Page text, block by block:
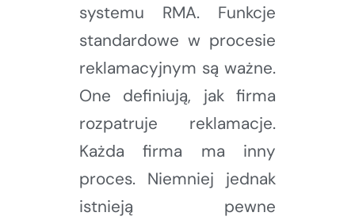
systemu RMA. Funkcje
standardowe w procesie
reklamacyjnym są ważne.
One definiują, jak firma
rozpatruje reklamacje.
Każda firma ma inny
proces. Niemniej jednak
istnieją pewne